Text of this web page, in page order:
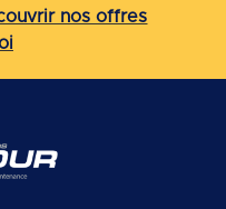
nos offres